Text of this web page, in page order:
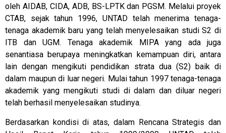
oleh AIDAB, CIDA, ADB, BS-LPTK dan PGSM. Melalui proyek
CTAB, sejak tahun 1996, UNTAD telah menerima tenaga-
tenaga akademik baru yang telah menyelesaikan studi S2 di
ITB dan UGM. Tenaga akademik MIPA yang ada juga
senantiasa berupaya meningkatkan kemampuan diri, antara
lain dengan mengikuti pendidikan strata dua (S2) baik di
dalam maupun di luar negeri. Mulai tahun 1997 tenaga-tenaga
akademik yang mengikuti studi di dalam dan diluar negeri
telah berhasil menyelesaikan studinya.
Berdasarkan kondisi di atas, dalam Rencana Strategis dan